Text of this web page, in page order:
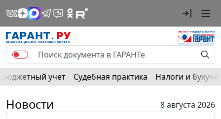
Бюджетный учет Судебная практика Налоги и
Новости
8 августа 2026